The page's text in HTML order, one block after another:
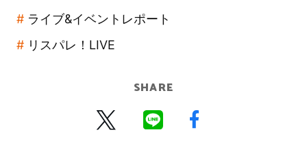
ライブ&イベントレポート
リスパレ！LIVE
SHARE